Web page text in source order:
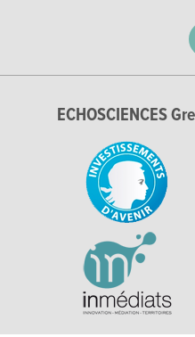
ECHOSCIENCES